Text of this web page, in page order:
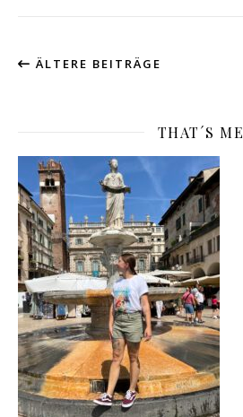
ÄLTERE BEITRÄGE
THAT´S ME